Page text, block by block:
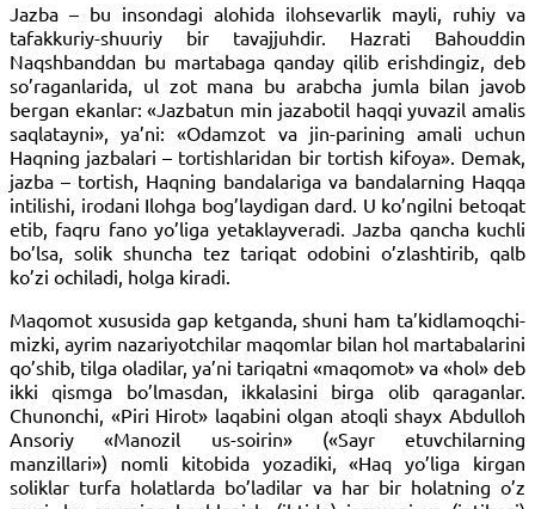
Jazba – bu insondagi alohida ilohsevarlik mayli, ruhiy va
tafakkuriy-shuuriy bir tavajjuhdir. Hazrati Bahouddin
Naqshbanddan bu martabaga qanday qilib erishdingiz, deb
so’raganlarida, ul zot mana bu arabcha jumla bilan javob
bergan ekanlar: «Jazbatun min jazabotil haqqi yuvazil amalis
saqlatayni», ya’ni: «Odamzot va jin-parining amali uchun
Haqning jazbalari – tortishlaridan bir tortish kifoya». Demak,
jazba – tortish, Haqning bandalariga va bandalarning Haqqa
intilishi, irodani Ilohga bog’laydigan dard. U ko’ngilni betoqat
etib, faqru fano yo’liga yetaklayveradi. Jazba qancha kuchli
bo’lsa, solik shuncha tez tariqat odobini o’zlashtirib, qalb
ko’zi ochiladi, holga kiradi.
Maqomot xususida gap ketganda, shuni ham ta’kidlamoqchi-
mizki, ayrim nazariyotchilar maqomlar bilan hol martabalarini
qo’shib, tilga oladilar, ya’ni tariqatni «maqomot» va «hol» deb
ikki qismga bo’lmasdan, ikkalasini birga olib qaraganlar.
Chunonchi, «Piri Hirot» laqabini olgan atoqli shayx Abdulloh
Ansoriy «Manozil us-soirin» («Sayr etuvchilarning
manzillari») nomli kitobida yozadiki, «Haq yo’liga kirgan
soliklar turfa holatlarda bo’ladilar va har bir holatning o’z